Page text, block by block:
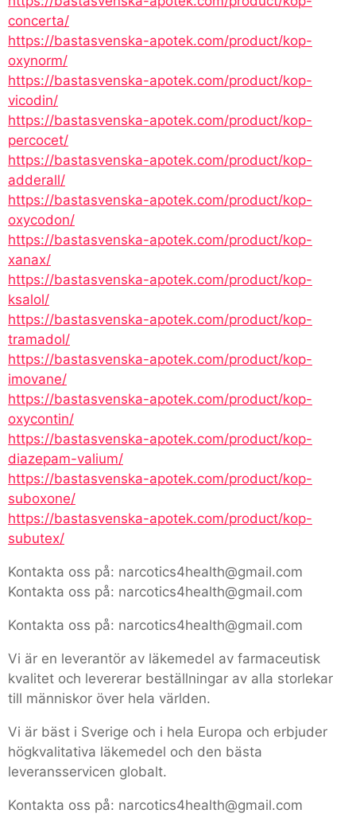
concerta/
https://bastasvenska-apotek.com/product/kop-
oxynorm/
https://bastasvenska-apotek.com/product/kop-
vicodin/
https://bastasvenska-apotek.com/product/kop-
percocet/
https://bastasvenska-apotek.com/product/kop-
adderall/
https://bastasvenska-apotek.com/product/kop-
oxycodon/
https://bastasvenska-apotek.com/product/kop-
xanax/
https://bastasvenska-apotek.com/product/kop-
ksalol/
https://bastasvenska-apotek.com/product/kop-
tramadol/
https://bastasvenska-apotek.com/product/kop-
imovane/
https://bastasvenska-apotek.com/product/kop-
oxycontin/
https://bastasvenska-apotek.com/product/kop-
diazepam-valium/
https://bastasvenska-apotek.com/product/kop-
suboxone/
https://bastasvenska-apotek.com/product/kop-
subutex/
Kontakta oss på: narcotics4health@gmail.com
Kontakta oss på: narcotics4health@gmail.com
Kontakta oss på: narcotics4health@gmail.com
Vi är en leverantör av läkemedel av farmaceutisk
kvalitet och levererar beställningar av alla storlekar
till människor över hela världen.
Vi är bäst i Sverige och i hela Europa och erbjuder
högkvalitativa läkemedel och den bästa
leveransservicen globalt.
Kontakta oss på: narcotics4health@gmail.com